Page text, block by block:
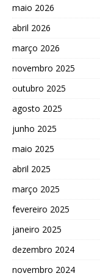
maio 2026
abril 2026
março 2026
novembro 2025
outubro 2025
agosto 2025
junho 2025
maio 2025
abril 2025
março 2025
fevereiro 2025
janeiro 2025
dezembro 2024
novembro 2024